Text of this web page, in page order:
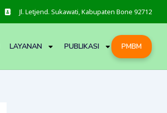
Jl. Letjend. Sukawati, Kabupaten Bone 92712
LAYANAN PUBLIKASI PMBM